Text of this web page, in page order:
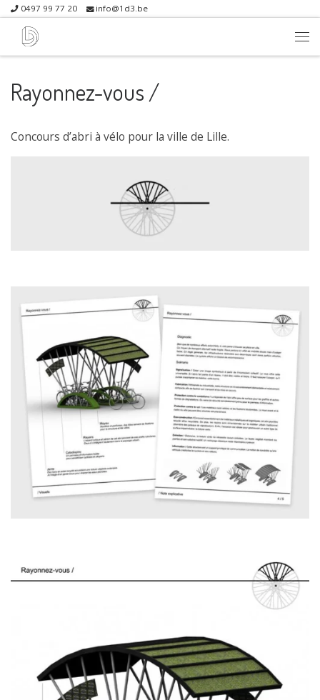
Skip to content
0497 99 77 20 info@1d3.be
Rayonnez-vous /
Concours d’abri à vélo pour la ville de Lille.